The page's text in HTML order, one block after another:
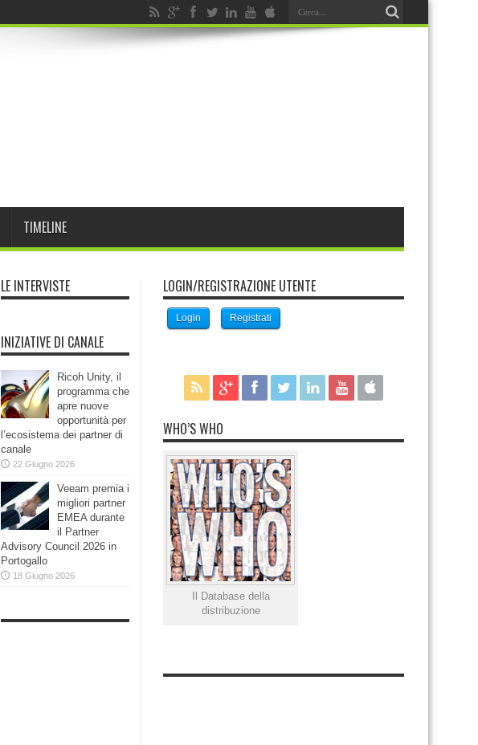
TIMELINE
LE INTERVISTE
INIZIATIVE DI CANALE
Ricoh Unity, il
programma che
apre nuove
opportunità per
l’ecosistema dei partner di
canale
22 Giugno 2026
Veeam premia i
migliori partner
EMEA durante
il Partner
Advisory Council 2026 in
Portogallo
18 Giugno 2026
LOGIN/REGISTRAZIONE UTENTE
Login Registrati
WHO’S WHO
Il Database della
distribuzione